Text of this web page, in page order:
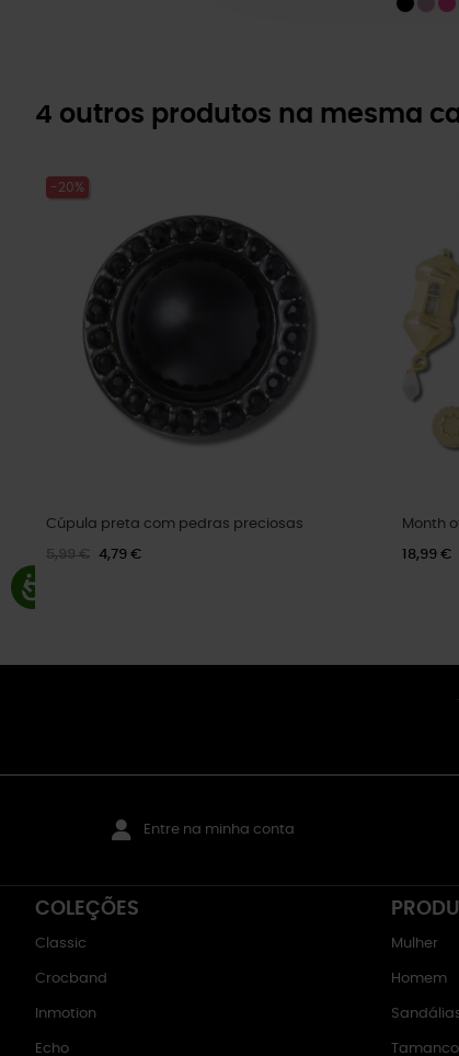
4 outros produtos na mesma
-20%
Cúpula preta com pedras preciosas
5,99 € 4,79 €
Month
18,99 €
Entre na minha conta
COLEÇÕES
Classic
Crocband
Inmotion
Echo
Mulher
Homem